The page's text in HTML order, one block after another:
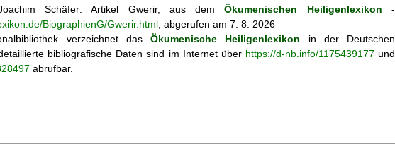
Schäfer: Artikel Gwerir, aus demÖkumenischen Heiligenlexikon -
BiographienG/Gwerir.html , abgerufen am 7. 8. 2026
verzeichnet dasÖkumenische Heiligenlexikon in der Deutschen
bibliografische Daten sind im Internet über https://d-nb.info/1175439177 und
abrufbar.